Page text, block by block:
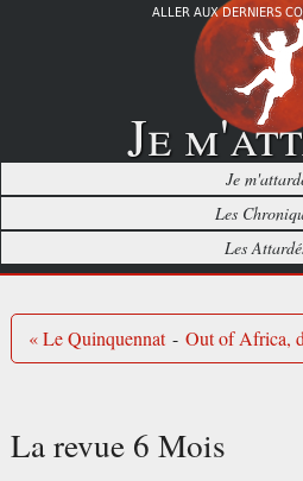
ALLER AUX DERNIERS
Je
Je
Les
Les
« Le Quinquennat - Out of Africa,
La revue 6 Mois